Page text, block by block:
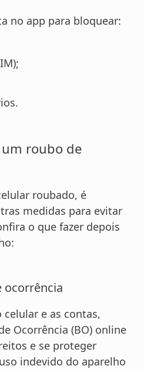
no app para bloquear:
roubo de
roubado, é
medidas para evitar
o que fazer depois
ocorrência
e as contas,
Ocorrência (BO) online
e se proteger
indevido do aparelho